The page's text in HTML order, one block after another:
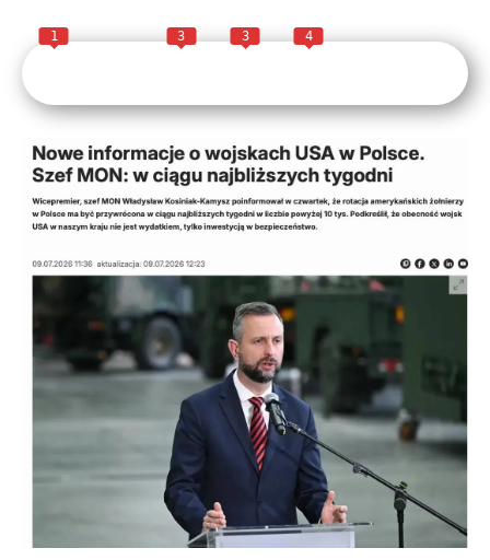
1 3 3 4